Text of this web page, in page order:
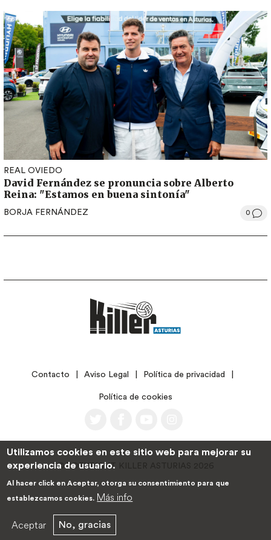
REAL OVIEDO
David Fernández se pronuncia sobre Alberto
Reina: "Estamos en buena sintonía"
BORJA FERNÁNDEZ 0
LEGALContacto Aviso Legal Política de privacidad
Política de cookies
©COPYRIGHT KILLER ASTURIAS 2026
Utilizamos cookies en este sitio web para mejorar su
experiencia de usuario.
Al hacer click en Aceptar, otorga su consentimiento para que
establezcamos cookies. Más info
Aceptar No, gracias